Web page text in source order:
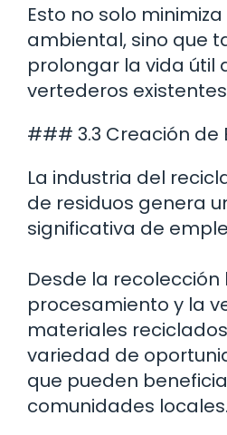
Esto no solo
ambiental, sino que
prolongar la vida útil
vertederos
### 3.3 Creación de
La industria del
de residuos genera
significativa de
Desde la recolección
procesamiento y la
materiales
variedad de
que pueden
comunidades locales.